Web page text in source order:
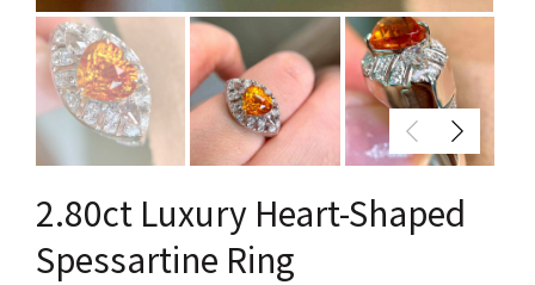
2.80ct Luxury Heart-Shaped
Spessartine Ring